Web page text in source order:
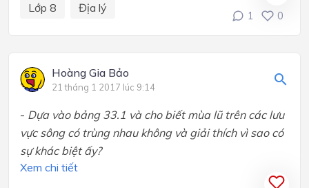
Lớp 8 Địa lý
1 0
Hoàng Gia Bảo
21 tháng 1 2017 lúc 9:14
- Dựa vào bảng 33.1 và cho biết mùa lũ trên các lưu
vực sông có trùng nhau không và giải thích vì sao có
sự khác biệt ấy?
Xem chi tiết